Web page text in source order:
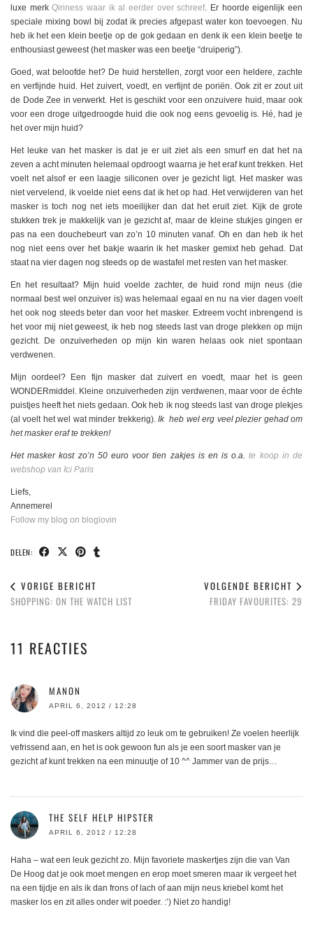
luxe merkQiriness waar ik al eerder over schreef. Er hoorde eigenlijk een
speciale mixing bowl bij zodat ik precies afgepast water kon toevoegen. Nu
heb ik het een klein beetje op de gok gedaan en denk ik een klein beetje te
enthousiast geweest (het masker was een beetje “druiperig”).
Goed, wat beloofde het? De huid herstellen, zorgt voor een heldere, zachte
en verfijnde huid. Het zuivert, voedt, en verfijnt de poriën. Ook zit er zout uit
de Dode Zee in verwerkt. Het is geschikt voor een onzuivere huid, maar ook
voor een droge uitgedroogde huid die ook nog eens gevoelig is. Hé, had je
het over mijn huid?
Het leuke van het masker is dat je er uit ziet als een smurf en dat het na
zeven a acht minuten helemaal opdroogt waarna je het eraf kunt trekken. Het
voelt net alsof er een laagje siliconen over je gezicht ligt. Het masker was
niet vervelend, ik voelde niet eens dat ik het op had. Het verwijderen van het
masker is toch nog net iets moeilijker dan dat het eruit ziet. Kijk de grote
stukken trek je makkelijk van je gezicht af, maar de kleine stukjes gingen er
pas na een douchebeurt van zo’n 10 minuten vanaf. Oh en dan heb ik het
nog niet eens over het bakje waarin ik het masker gemixt heb gehad. Dat
staat na vier dagen nog steeds op de wastafel met resten van het masker.
En het resultaat? Mijn huid voelde zachter, de huid rond mijn neus (die
normaal best wel onzuiver is) was helemaal egaal en nu na vier dagen voelt
het ook nog steeds beter dan voor het masker. Extreem vocht inbrengend is
het voor mij niet geweest, ik heb nog steeds last van droge plekken op mijn
gezicht. De onzuiverheden op mijn kin waren helaas ook niet spontaan
verdwenen.
Mijn oordeel? Een fijn masker dat zuivert en voedt, maar het is geen
WONDERmiddel. Kleine onzuiverheden zijn verdwenen, maar voor de échte
puistjes heeft het niets gedaan. Ook heb ik nog steeds last van droge plekjes
(al voelt het wel wat minder trekkerig).Ik heb wel erg veel plezier gehad om
het masker eraf te trekken!
Het masker kost zo’n 50 euro voor tien zakjes is en is o.a.te koop in de
webshop van Ici Paris
Liefs,
Annemerel
Follow my blog on bloglovin
DELEN:
VORIGE BERICHT
SHOPPING: ON THE WATCH LIST
VOLGENDE BERICHT
FRIDAY FAVOURITES: 29
11 REACTIES
MANON
APRIL 6, 2012 / 12:28
Ik vind die peel-off maskers altijd zo leuk om te gebruiken! Ze voelen heerlijk
vefrissend aan, en het is ook gewoon fun als je een soort masker van je
gezicht af kunt trekken na een minuutje of 10 ^^ Jammer van de prijs…
THE SELF HELP HIPSTER
APRIL 6, 2012 / 12:28
Haha – wat een leuk gezicht zo. Mijn favoriete maskertjes zijn die van Van
De Hoog dat je ook moet mengen en erop moet smeren maar ik vergeet het
na een tijdje en als ik dan frons of lach of aan mijn neus kriebel komt het
masker los en zit alles onder wit poeder. :’) Niet zo handig!